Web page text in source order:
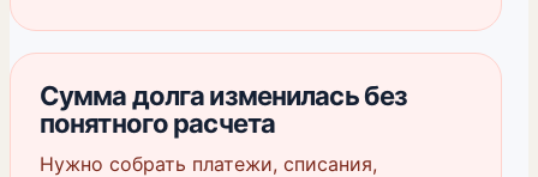
Сумма долга изменилась без
понятного расчета
Нужно собрать платежи, списания,